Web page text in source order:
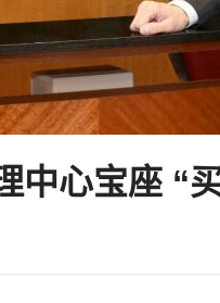
中心宝座 “